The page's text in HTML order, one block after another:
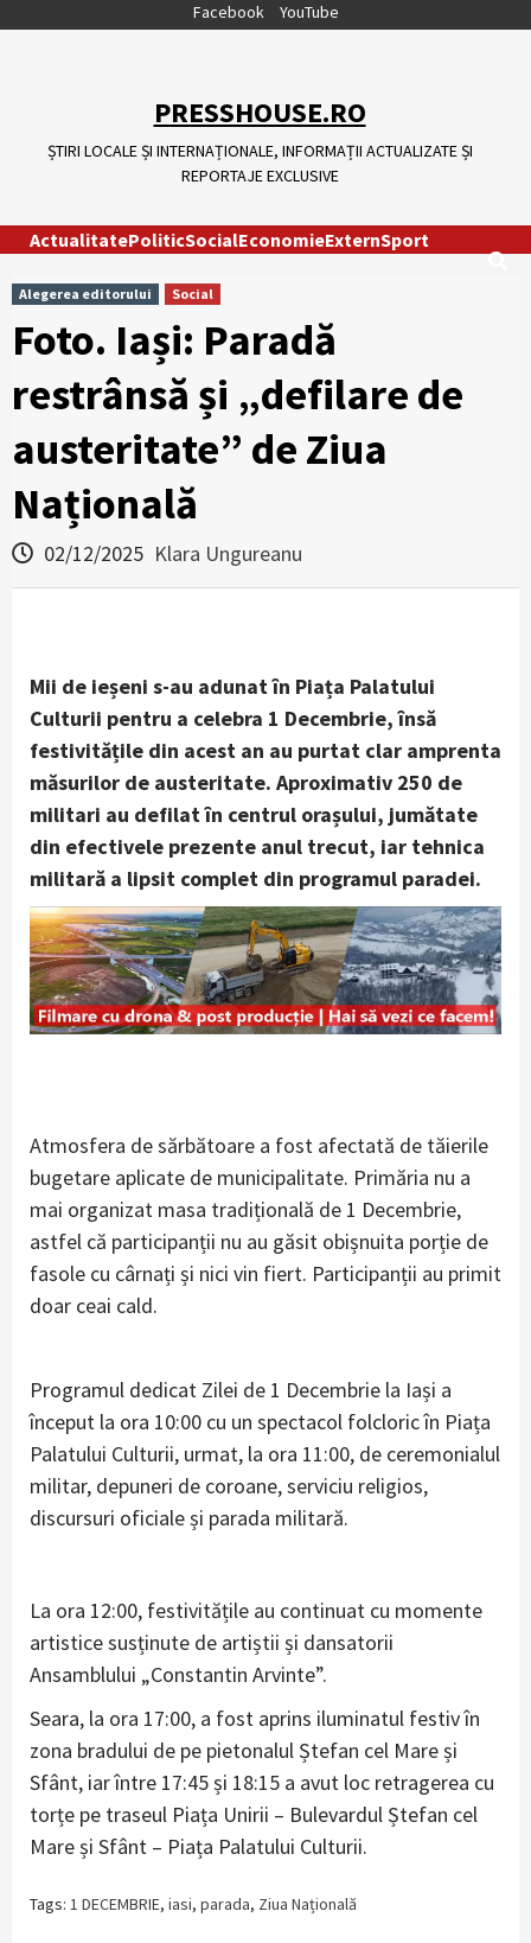
Facebook YouTube
PRESSHOUSE.RO
ȘTIRI LOCALE ȘI INTERNAȚIONALE, INFORMAȚII ACTUALIZATE ȘI
REPORTAJE EXCLUSIVE
ActualitatePoliticSocialEconomieExternSport
Alegerea editorului Social
Foto. Iași: Paradă
restrânsă și „defilare de
austeritate” de Ziua
Națională
02/12/2025 Klara Ungureanu
Mii de ieșeni s-au adunat în Piața Palatului
Culturii pentru a celebra 1 Decembrie, însă
festivitățile din acest an au purtat clar amprenta
măsurilor de austeritate. Aproximativ 250 de
militari au defilat în centrul orașului, jumătate
din efectivele prezente anul trecut, iar tehnica
militară a lipsit complet din programul paradei.
Atmosfera de sărbătoare a fost afectată de tăierile
bugetare aplicate de municipalitate. Primăria nu a
mai organizat masa tradițională de 1 Decembrie,
astfel că participanții nu au găsit obișnuita porție de
fasole cu cârnați și nici vin fiert. Participanții au primit
doar ceai cald.
Programul dedicat Zilei de 1 Decembrie la Iași a
început la ora 10:00 cu un spectacol folcloric în Piața
Palatului Culturii, urmat, la ora 11:00, de ceremonialul
militar, depuneri de coroane, serviciu religios,
discursuri oficiale și parada militară.
La ora 12:00, festivitățile au continuat cu momente
artistice susținute de artiștii și dansatorii
Ansamblului „Constantin Arvinte”.
Seara, la ora 17:00, a fost aprins iluminatul festiv în
zona bradului de pe pietonalul Ștefan cel Mare și
Sfânt, iar între 17:45 și 18:15 a avut loc retragerea cu
torțe pe traseul Piața Unirii – Bulevardul Ștefan cel
Mare și Sfânt – Piața Palatului Culturii.
Tags: 1 DECEMBRIE, iasi, parada, Ziua Națională